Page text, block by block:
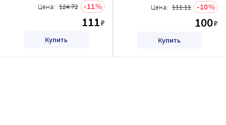
Цена: 124.72 11
111₽
Купить
Цена: 111.11 10
100₽
Купить